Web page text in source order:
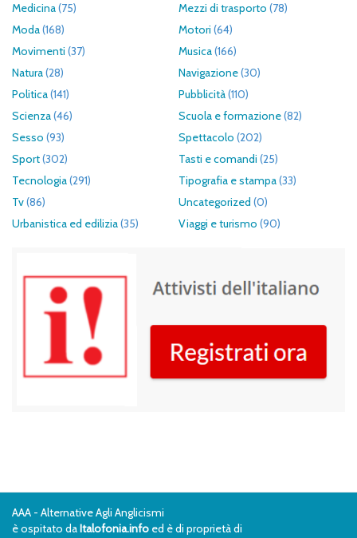
Medicina(75) Mezzi di trasporto (78)
Moda(168) Motori (64)
Movimenti (37) Musica(166)
Natura(28) Navigazione(30)
Politica(141) Pubblicità(110)
Scienza(46) Scuola e formazione(82)
Sesso (93) Spettacolo (202)
Sport(302) Tasti e comandi (25)
Tecnologia(291) Tipografia e stampa(33)
Tv(86) Uncategorized (0)
Urbanistica ed edilizia(35) Viaggi e turismo (90)
AAA - Alternative Agli Anglicismi
è ospitato daItalofonia.info ed è di proprietà di